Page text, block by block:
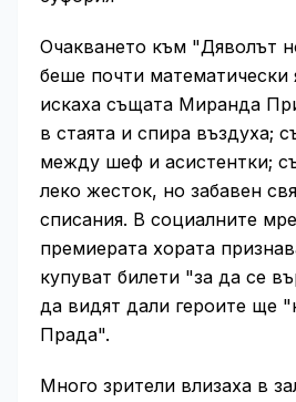
Очакването към "Дяволът
беше почти математически
искаха същата Миранда
в стаята и спира въздуха;
между шеф и асистентки;
леко жесток, но забавен
списания. В социалните
премиерата хората
купуват билети "за да се
да видят дали героите ще
Прада".
Много зрители влизаха в